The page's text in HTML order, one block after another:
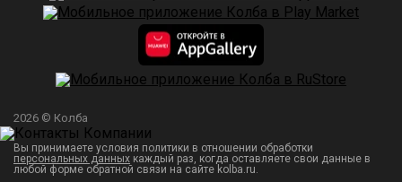
2026 © Колба
Вы принимаете условия политики в отношении обработки
персональных данных каждый раз, когда оставляете свои данные в
любой форме обратной связи на сайте kolba.ru.